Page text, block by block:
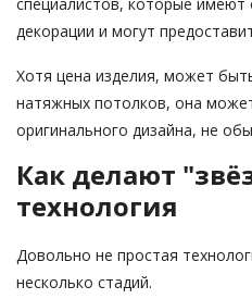
декорации и могут
Хотя цена изделия, может
натяжных потолков, она
оригинального дизайна, не
Как делают
технология
Довольно не простая
несколько стадий.